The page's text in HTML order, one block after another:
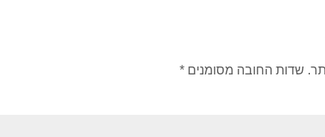
שדות החובה מסומנים*